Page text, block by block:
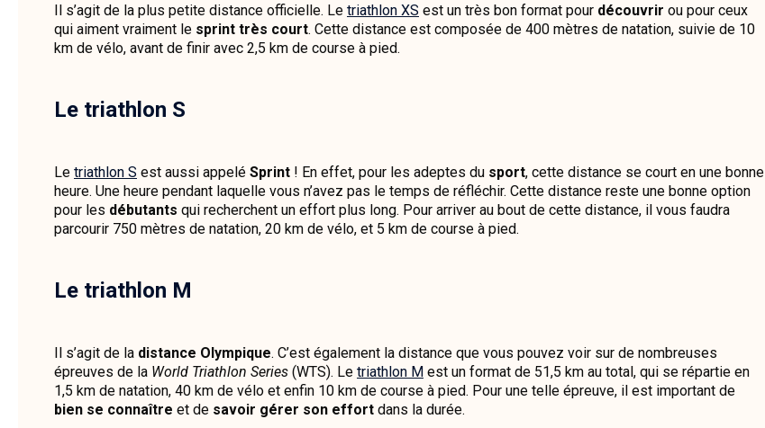
Il s’agit de la plus petite distance officielle. Le triathlon XS est un très bon format pour découvrir ou pour ceux
qui aiment vraiment le sprint très court. Cette distance est composée de 400 mètres de natation, suivie de 10
km de vélo, avant de finir avec 2,5 km de course à pied.
Le triathlon S
Le triathlon S est aussi appelé Sprint ! En effet, pour les adeptes du sport, cette distance se court en une bonne
heure. Une heure pendant laquelle vous n’avez pas le temps de réfléchir. Cette distance reste une bonne option
pour les débutants qui recherchent un effort plus long. Pour arriver au bout de cette distance, il vous faudra
parcourir 750 mètres de natation, 20 km de vélo, et 5 km de course à pied.
Le triathlon M
Il s’agit de la distance Olympique. C’est également la distance que vous pouvez voir sur de nombreuses
épreuves de la World Triathlon Series (WTS). Le triathlon M est un format de 51,5 km au total, qui se répartie en
1,5 km de natation, 40 km de vélo et enfin 10 km de course à pied. Pour une telle épreuve, il est important de
bien se connaître et de savoir gérer son effort dans la durée.